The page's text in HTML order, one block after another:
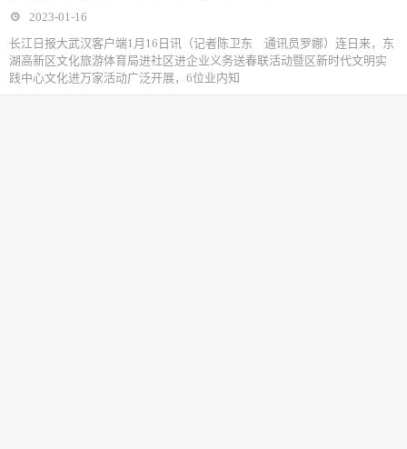
2023-01-16
长江日报大武汉客户端1月16日讯（记者陈卫东 通讯员罗娜）连日来，东
湖高新区文化旅游体育局进社区进企业义务送春联活动暨区新时代文明实
践中心文化进万家活动广泛开展，6位业内知